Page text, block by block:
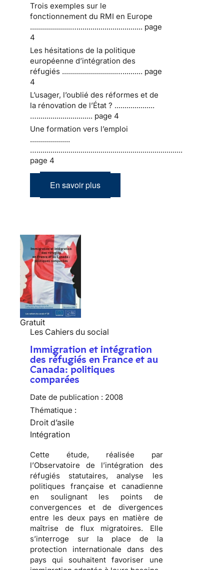
Trois exemples sur le
fonctionnement du RMI en Europe
....................…................................. page
4
Les hésitations de la politique
européenne d’intégration des
réfugiés ...........................….......... page
4
L’usager, l’oublié des réformes et de
la rénovation de l’État ? ....................
…............................ page 4
Une formation vers l’emploi
....................
….........................................................................
page 4
En savoir plus
Gratuit
Les Cahiers du social
Immigration et intégration
des réfugiés en France et au
Canada: politiques
comparées
Date de publication : 2008
Thématique :
Droit d’asile
Intégration
Cette étude, réalisée par
l’Observatoire de l’intégration des
réfugiés statutaires, analyse les
politiques française et canadienne
en soulignant les points de
convergences et de divergences
entre les deux pays en matière de
maîtrise deflux migratoires. Elle
s’interroge sur la place de la
protection internationale dans des
pays qui souhaitent favoriser une